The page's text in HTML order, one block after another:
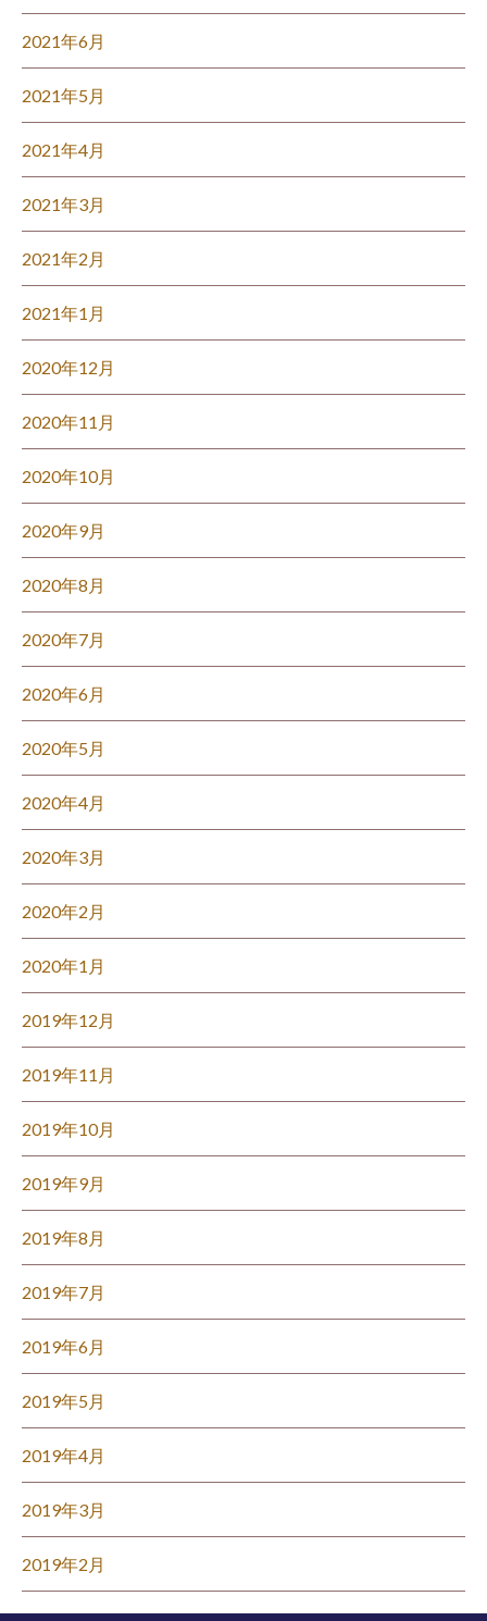
2021年6月
2021年5月
2021年4月
2021年3月
2021年2月
2021年1月
2020年12月
2020年11月
2020年10月
2020年9月
2020年8月
2020年7月
2020年6月
2020年5月
2020年4月
2020年3月
2020年2月
2020年1月
2019年12月
2019年11月
2019年10月
2019年9月
2019年8月
2019年7月
2019年6月
2019年5月
2019年4月
2019年3月
2019年2月